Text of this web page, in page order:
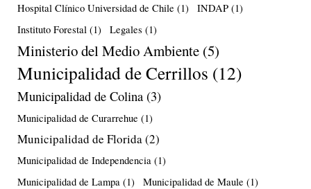
Hospital Clínico Universidad de Chile (1) INDAP (1)
Instituto Forestal (1) Legales (1)
Ministerio del Medio Ambiente (5)
Municipalidad de Cerrillos (12)
Municipalidad de Colina (3)
Municipalidad de Curarrehue (1)
Municipalidad de Florida(2)
Municipalidad de Independencia (1)
Municipalidad de Lampa (1) Municipalidad de Maule (1)